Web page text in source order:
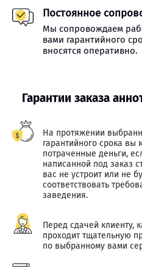
Постоянное
Мы сопровождаем
вами гарантийного
вносятся оперативно.
Гарантии заказа
На протяжении
гарантийного срока вы
потраченные деньги,
написанной под заказ
вас не устроит или не
соответствовать
заведения.
Перед сдачей клиенту,
проходит тщательную
по выбранному вами